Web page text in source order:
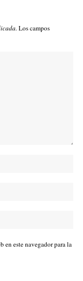
Los campos
en este navegador para la